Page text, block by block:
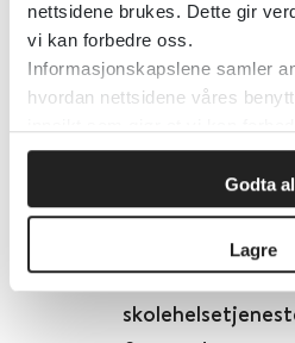
nettsidene brukes. Dette gir
vi kan forbedre oss.
Informasjonskapslene samler
hvordan nettsidene våres
Godta
Lagre
Felleskatalogen
Felleskatalogen
Detaljer
Fellesdel:
samarbeid -